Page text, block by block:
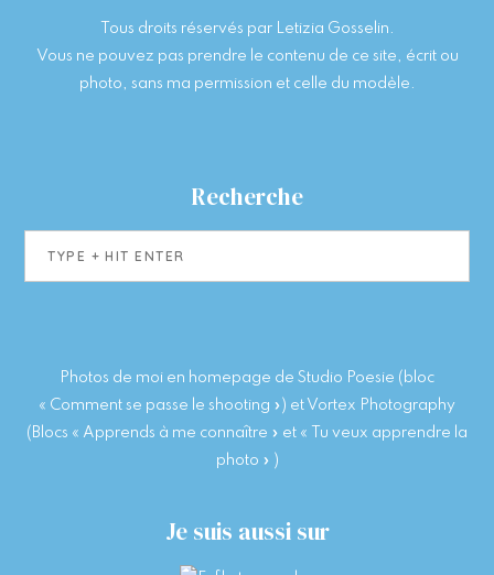
Tous droits réservés par Letizia Gosselin.
Vous ne pouvez pas prendre le contenu de ce site, écrit ou
photo, sans ma permission et celle du modèle.
Recherche
Photos de moi en homepage de Studio Poesie (bloc
« Comment se passe le shooting ») et Vortex Photography
(Blocs « Apprends à me connaître » et « Tu veux apprendre la
photo » )
Je suis aussi sur